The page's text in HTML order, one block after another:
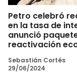
Petro celebró
en la tasa de
anunció
reactivación
Sebastián Cortés
29/06/2024